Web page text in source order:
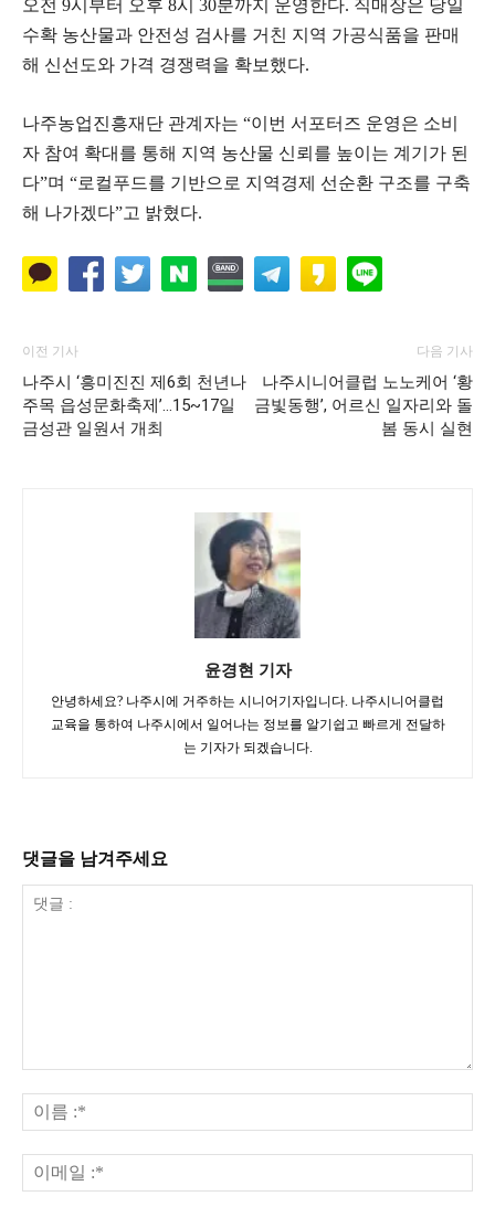
오전 9시부터 오후 8시 30분까지 운영한다. 직매장은 당일
수확 농산물과 안전성 검사를 거친 지역 가공식품을 판매
해 신선도와 가격 경쟁력을 확보했다.
나주농업진흥재단 관계자는 “이번 서포터즈 운영은 소비
자 참여 확대를 통해 지역 농산물 신뢰를 높이는 계기가 된
다”며 “로컬푸드를 기반으로 지역경제 선순환 구조를 구축
해 나가겠다”고 밝혔다.
이전 기사
나주시 ‘흥미진진 제6회 천년나
주목 읍성문화축제’…15~17일
금성관 일원서 개최
다음 기사
나주시니어클럽 노노케어 ‘황
금빛동행’, 어르신 일자리와 돌
봄 동시 실현
윤경현 기자
안녕하세요? 나주시에 거주하는 시니어기자입니다. 나주시니어클럽
교육을 통하여 나주시에서 일어나는 정보를 알기쉽고 빠르게 전달하
는 기자가 되겠습니다.
댓글을 남겨주세요